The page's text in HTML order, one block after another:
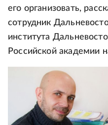
его организовать,
сотрудник
института
Российской академии